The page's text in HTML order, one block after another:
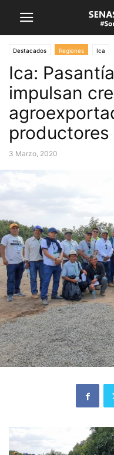
Destacados Regiones Ica
Ica:
impulsan
productores
3 Marzo, 2020